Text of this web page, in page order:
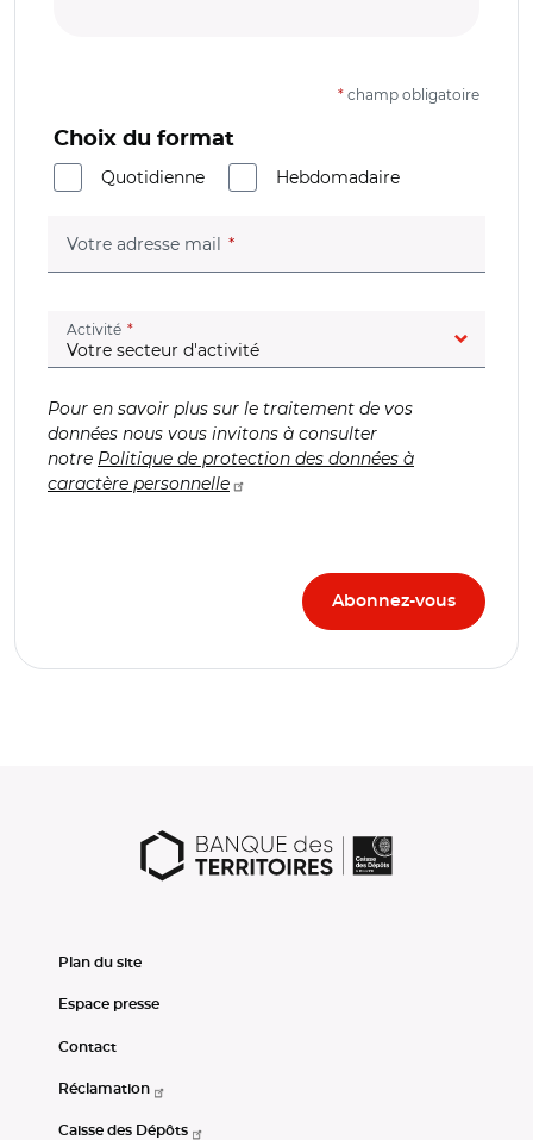
* champ obligatoire
Choix du format
Quotidienne
Hebdomadaire
Votre adresse mail (champ obligatoire)
Activité (champ obligatoire)
Pour en savoir plus sur le traitement de vos
données nous vous invitons à consulter
notre Politique de protection des données à
caractère personnelle
Plan du site
Espace presse
Contact
Réclamation
Caisse des Dépôts